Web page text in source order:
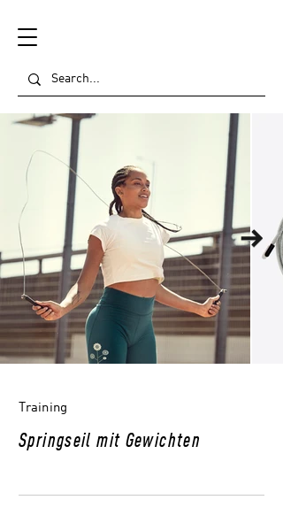
Training
Springseil mit Gewichten